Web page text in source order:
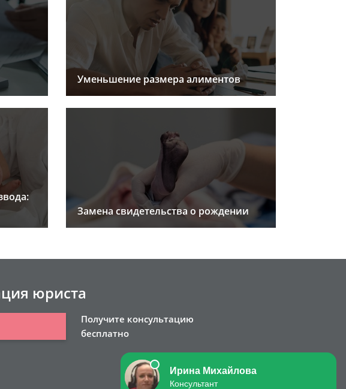
Уменьшение размера алиментов
Замена свидетельства о рождении
юриста
Получите консультацию
бесплатно